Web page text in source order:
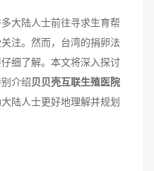
大陆人士前往寻求生育帮
注。然而，台湾的捐卵法
细了解。本文将深入探讨
介绍贝贝壳互联生殖医院
陆人士更好地理解并规划